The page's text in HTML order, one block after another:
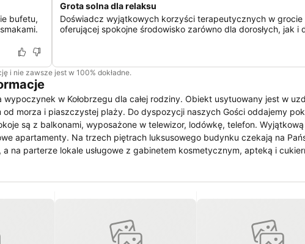
bufetu,
Grota solna dla relaksu
Doświadcz wyjątkowych korzyści terapeutycznych w grocie
oferującej spokojne środowisko zarówno dla dorosłych, jak i
i nie zawsze jest w 100% dokładne.
w Kołobrzegu dla całej rodziny. Obiekt usytuowany jest w
morza i piaszczystej plaży. Do dyspozycji naszych Gości oddajemy
są z balkonami, wyposażone w telewizor, lodówkę, telefon.
apartamenty. Na trzech piętrach luksusowego budynku czekają na
na parterze lokale usługowe z gabinetem kosmetycznym, apteką i
się, luksusowych wakacji. Proponujemy Państwu nie tylko
docenią Państwo zalety płynące z hydroterapii, fizykoterapii, leczenia
aktywnego wypoczynku. Oferujemy Państwu to co nad morzem
zabiegów leczniczych i aktywnych form wypoczynku.